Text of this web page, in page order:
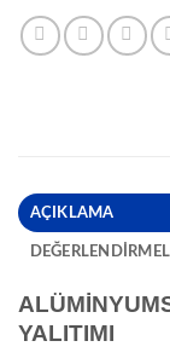
AÇIKLAMA
YALITIMI